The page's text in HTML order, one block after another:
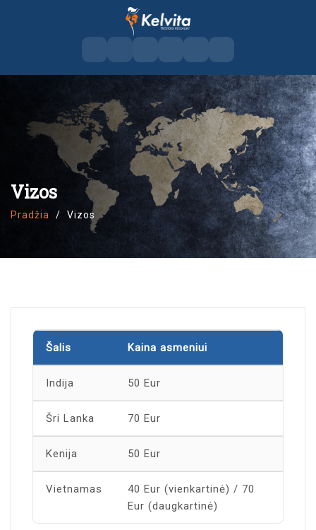
Vizos
Pradžia Vizos
Šalis Kaina asmeniui
Indija 50 Eur
Šri Lanka 70 Eur
Kenija 50 Eur
Vietnamas
40 Eur (vienkartinė) / 70
Eur (daugkartinė)